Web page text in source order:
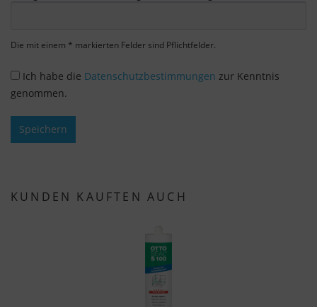
Die mit einem * markierten Felder sind Pflichtfelder.
Ich habe die Datenschutzbestimmungen zur Kenntnis
genommen.
Speichern
KUNDEN KAUFTEN AUCH
Gerichtshof als ein Land mit einem nach EU-
Rechtsmittel, verarbeitet werden. Wenn Sie auf